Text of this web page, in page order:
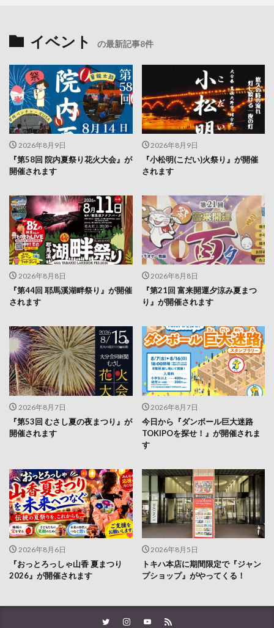
イベント の最新記事8件
2026年8月9日
『第58回 院内夏祭り花火大会』が
開催されます
2026年8月9日
『小松明(こだい)火祭り』が開催
されます
2026年8月8日
『第44回 耶馬溪湖畔祭り』が開催
されます
2026年8月8日
『第21回 富来開運夕涼み夏まつ
り』が開催されます
2026年8月7日
『第53回 むさし夏の夜まつり』が
開催されます
2026年8月7日
今日から『ダンボール巨大迷路
TOKIPOを探せ！』が開催されま
す
2026年8月6日
『おっとろっしゃ山香 夏まつり
2026』が開催されます
2026年8月5日
トキハ本店に期間限定で『ジャン
プショップ』がやってくる！